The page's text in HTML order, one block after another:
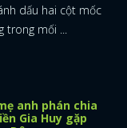
dấu hai cột mốc
trong mối ...
anh phán chia
Gia Huy gặp